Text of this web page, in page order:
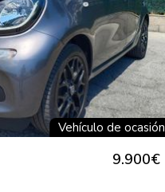
Vehículo de ocasión
9.900€